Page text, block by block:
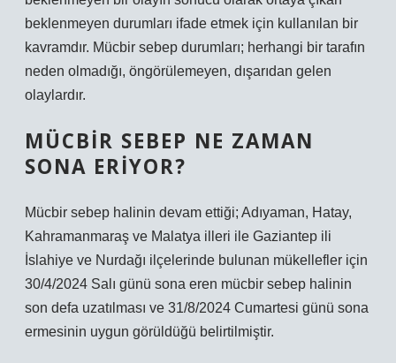
beklenmeyen durumları ifade etmek için kullanılan bir
kavramdır. Mücbir sebep durumları; herhangi bir tarafın
neden olmadığı, öngörülemeyen, dışarıdan gelen
olaylardır.
MÜCBIR SEBEP NE ZAMAN
SONA ERIYOR?
Mücbir sebep halinin devam ettiği; Adıyaman, Hatay,
Kahramanmaraş ve Malatya illeri ile Gaziantep ili
İslahiye ve Nurdağı ilçelerinde bulunan mükellefler için
30/4/2024 Salı günü sona eren mücbir sebep halinin
son defa uzatılması ve 31/8/2024 Cumartesi günü sona
ermesinin uygun görüldüğü belirtilmiştir.